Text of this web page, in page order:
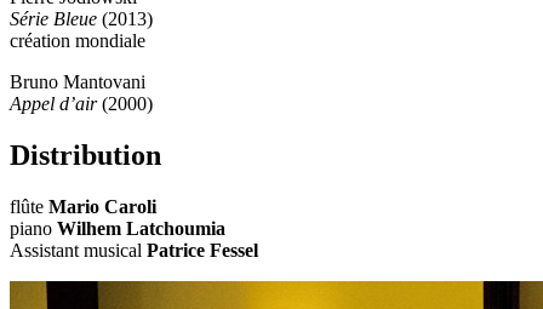
Série Bleue (2013)
création mondiale
Bruno Mantovani
Appel d’air(2000)
Distribution
flûte Mario Caroli
piano Wilhem Latchoumia
Assistant musical Patrice Fessel